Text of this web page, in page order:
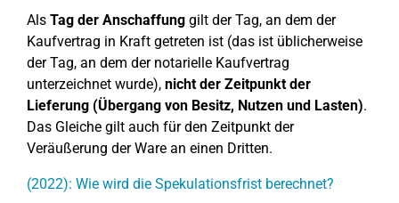
Als Tag der Anschaffung gilt der Tag, an dem der
Kaufvertrag in Kraft getreten ist (das ist üblicherweise
der Tag, an dem der notarielle Kaufvertrag
unterzeichnet wurde), nicht der Zeitpunkt der
Lieferung (Übergang von Besitz, Nutzen und Lasten).
Das Gleiche gilt auch für den Zeitpunkt der
Veräußerung der Ware an einen Dritten.
(2022): Wie wird die Spekulationsfrist berechnet?